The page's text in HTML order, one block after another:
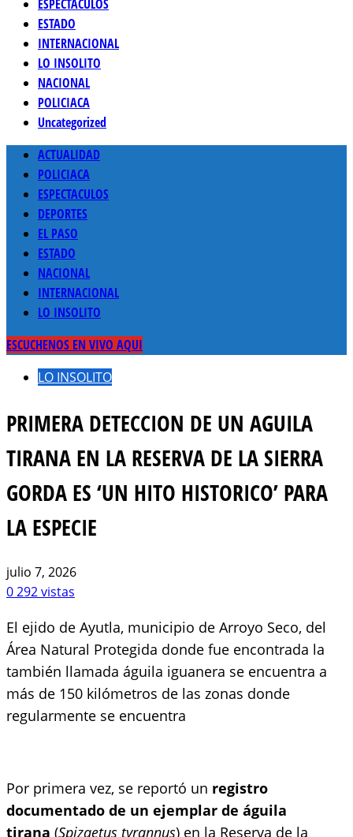
ESPECTACULOS
ESTADO
INTERNACIONAL
LO INSOLITO
NACIONAL
POLICIACA
Uncategorized
Menú
principal
ACTUALIDAD
POLICIACA
ESPECTACULOS
DEPORTES
EL PASO
ESTADO
NACIONAL
INTERNACIONAL
LO INSOLITO
ESCUCHENOS EN VIVO AQUI
LO INSOLITO
PRIMERA DETECCION DE UN AGUILA
TIRANA EN LA RESERVA DE LA SIERRA
GORDA ES ‘UN HITO HISTORICO’ PARA
LA ESPECIE
julio 7, 2026
0292 vistas
El ejido de Ayutla, municipio de Arroyo Seco, del
Área Natural Protegida donde fue encontrada la
también llamada águila iguanera se encuentra a
más de 150 kilómetros de las zonas donde
regularmente se encuentra
Por primera vez, se reportó un registro
documentado de un ejemplar de águila
tirana (Spizaetus tyrannus) en la Reserva de la